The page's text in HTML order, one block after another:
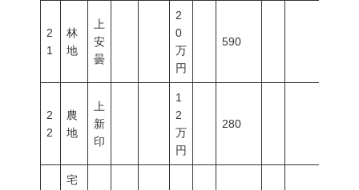
2
1
林
地
上
安
曇
2
0
万
円
590
2
2
農
地
上
新
印
1
2
万
円
280
宅